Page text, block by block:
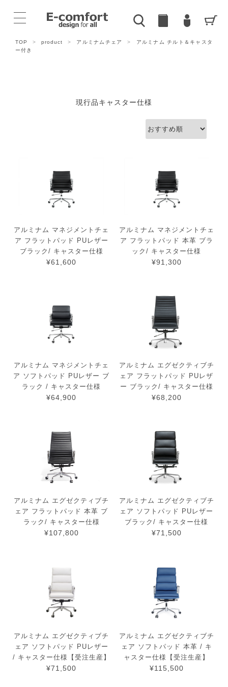
TOP > product > アルミナムチェア >
アルミナム チルト＆キャスタ
ー付き
現行品キャスター仕様
アルミナム マネジメントチェ
ア フラットパッド PUレザー
ブラック/ キャスター仕様
¥61,600
アルミナム マネジメントチェ
ア フラットパッド 本革 ブラ
ック/ キャスター仕様
¥91,300
アルミナム マネジメントチェ
ア ソフトパッド PUレザー ブ
ラック / キャスター仕様
¥64,900
アルミナム エグゼクティブチ
ェア フラットパッド PUレザ
ー ブラック/ キャスター仕様
¥68,200
アルミナム エグゼクティブチ
ェア フラットパッド 本革 ブ
ラック/ キャスター仕様
¥107,800
アルミナム エグゼクティブチ
ェア ソフトパッド PUレザー
ブラック/ キャスター仕様
¥71,500
アルミナム エグゼクティブチ
ェア ソフトパッド PUレザー
/ キャスター仕様【受注生産】
¥71,500
アルミナム エグゼクティブチ
ェア ソフトパッド 本革 / キ
ャスター仕様【受注生産】
¥115,500